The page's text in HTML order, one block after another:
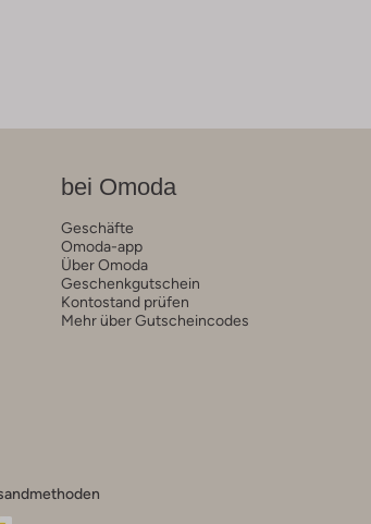
bei Omoda
Geschäfte
Omoda-app
Über Omoda
Geschenkgutschein
Kontostand prüfen
Mehr über Gutscheincodes